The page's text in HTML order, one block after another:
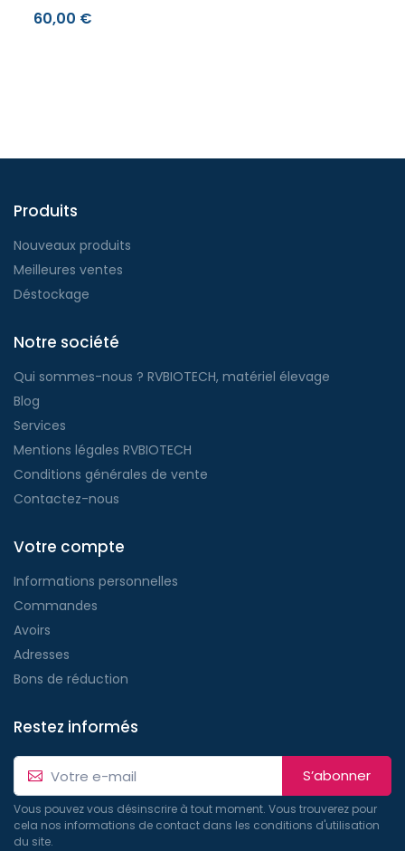
60,00 €
Produits
Nouveaux produits
Meilleures ventes
Déstockage
Notre société
Qui sommes-nous ? RVBIOTECH, matériel élevage
Blog
Services
Mentions légales RVBIOTECH
Conditions générales de vente
Contactez-nous
Votre compte
Informations personnelles
Commandes
Avoirs
Adresses
Bons de réduction
Restez informés
S’abonner
Vous pouvez vous désinscrire à tout moment. Vous trouverez pour
cela nos informations de contact dans les conditions d'utilisation
du site.